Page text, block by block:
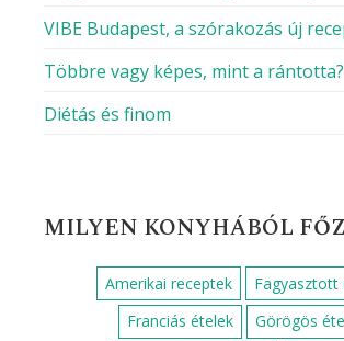
VIBE Budapest, a szórakozás új
Többre vagy képes, mint a rántotta?
Diétás és finom
MILYEN KONYHÁBÓL
Amerikai receptek
Fagyasztott
Franciás ételek
Görögös